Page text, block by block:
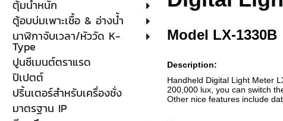
ตุ้มน้ำหนัก
ตู้อบบ่มเพาะเชื้อ & อ่างน้ำ
นาฬิกาจับเวลา/หัววัด K-
Type
ปูนซีเมนต์ตราแรด
ปิเปตต์
ปริ้นเตอร์สำหรับเครื่องชั่ง
มาตรฐาน IP
Model LX-1330B
Description:
Handheld Digital Light Meter
200,000 lux, you can switch
Other nice features include